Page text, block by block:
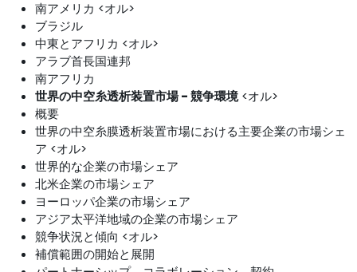
南アメリカ <オル>
ブラジル
中東とアフリカ <オル>
アラブ首長国連邦
南アフリカ
世界の中空糸透析装置市場 - 競争環境<オル>
概要
世界の中空糸膜透析装置市場における主要企業の市場シェ
ア <オル>
世界的な企業の市場シェア
北米企業の市場シェア
ヨーロッパ企業の市場シェア
アジア太平洋地域の企業の市場シェア
競争状況と傾向 <オル>
補償範囲の開始と展開